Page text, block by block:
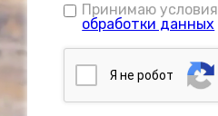
Принимаю условия
обработки данных
Я нe poбoт